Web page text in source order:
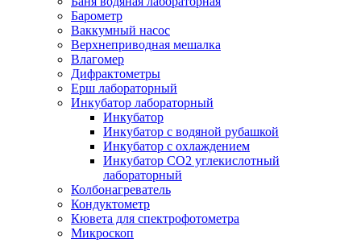
Барометр
Ваккумный насос
Верхнеприводная мешалка
Влагомер
Дифрактометры
Ерш лабораторный
Инкубатор лабораторный
Инкубатор
Инкубатор с водяной рубашкой
Инкубатор с охлаждением
Инкубатор СО2 углекислотный
лабораторный
Колбонагреватель
Кондуктометр
Кювета для спектрофотометра
Микроскоп